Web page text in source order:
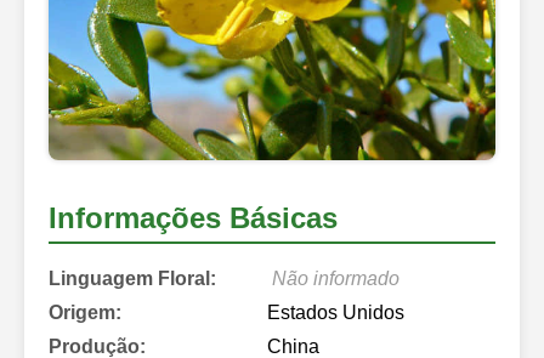
Informações Básicas
Linguagem Floral:
Não informado
Origem:
Estados Unidos
Produção:
China